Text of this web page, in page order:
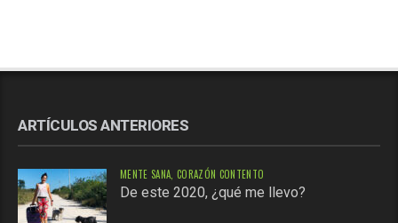
ARTÍCULOS ANTERIORES
MENTE SANA, CORAZÓN CONTENTO
De este 2020, ¿qué me llevo?